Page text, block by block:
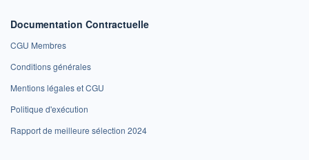
Documentation Contractuelle
CGU Membres
Conditions générales
Mentions légales et CGU
Politique d'exécution
Rapport de meilleure sélection 2024